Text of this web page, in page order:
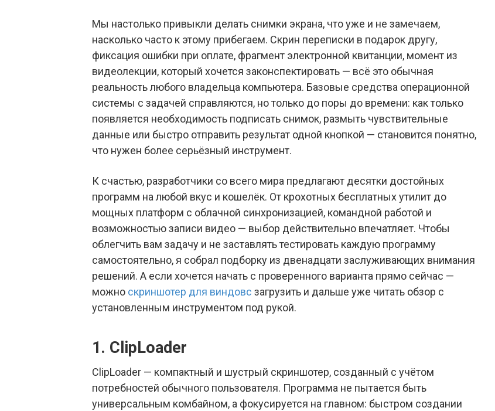
Мы настолько привыкли делать снимки экрана, что уже и не замечаем,
насколько часто к этому прибегаем. Скрин переписки в подарок другу,
фиксация ошибки при оплате, фрагмент электронной квитанции, момент из
видеолекции, который хочется законспектировать — всё это обычная
реальность любого владельца компьютера. Базовые средства операционной
системы с задачей справляются, но только до поры до времени: как только
появляется необходимость подписать снимок, размыть чувствительные
данные или быстро отправить результат одной кнопкой — становится понятно,
что нужен более серьёзный инструмент.
К счастью, разработчики со всего мира предлагают десятки достойных
программ на любой вкус и кошелёк. От крохотных бесплатных утилит до
мощных платформ с облачной синхронизацией, командной работой и
возможностью записи видео — выбор действительно впечатляет. Чтобы
облегчить вам задачу и не заставлять тестировать каждую программу
самостоятельно, я собрал подборку из двенадцати заслуживающих внимания
решений. А если хочется начать с проверенного варианта прямо сейчас —
можно скриншотер для виндовс загрузить и дальше уже читать обзор с
установленным инструментом под рукой.
1. ClipLoader
ClipLoader — компактный и шустрый скриншотер, созданный с учётом
потребностей обычного пользователя. Программа не пытается быть
универсальным комбайном, а фокусируется на главном: быстром создании